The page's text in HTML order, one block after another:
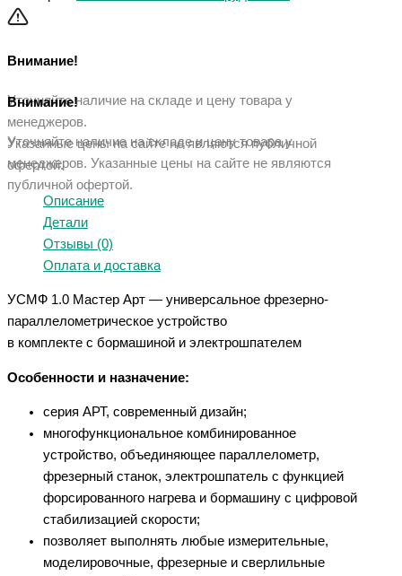
Внимание!
Уточняйте наличие на складе и цену товара у
менеджеров.
Указанные цены на сайте не являются публичной
офертой.
Внимание!
Уточняйте наличие на складе и цену товара у
менеджеров. Указанные цены на сайте не являются
публичной офертой.
Описание
Детали
Отзывы (0)
Оплата и доставка
УСМФ 1.0 Мастер Арт — универсальное фрезерно-
параллелометрическое устройство
в комплекте с бормашиной и электрошпателем
Особенности и назначение:
серия АРТ, современный дизайн;
многофункциональное комбинированное
устройство, объединяющее параллелометр,
фрезерный станок, электрошпатель с функцией
форсированного нагрева и бормашину с цифровой
стабилизацией скорости;
позволяет выполнять любые измерительные,
моделировочные, фрезерные и сверлильные